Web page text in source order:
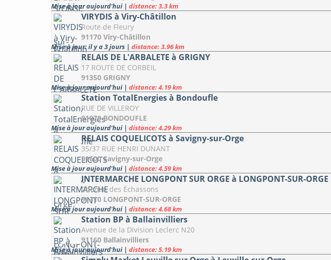
Mise à jour aujourd'hui | distance: 3.3 km
VIRYDIS à Viry-Châtillon
Route de Fleury
91170 Viry-Châtillon
Mise à jour: il y a 3 jours | distance: 3.96 km
RELAIS DE L'ARBALETE à GRIGNY
17 ROUTE DE CORBEIL
91350 GRIGNY
Mise à jour aujourd'hui | distance: 4.19 km
Station TotalEnergies à Bondoufle
RUE DE VILLEROY
91070 BONDOUFLE
Mise à jour aujourd'hui | distance: 4.29 km
RELAIS COQUELICOTS à Savigny-sur-Orge
35/37 RUE HENRI DUNANT
91600 Savigny-sur-Orge
Mise à jour aujourd'hui | distance: 4.59 km
INTERMARCHE LONGPONT SUR ORGE à LONGPONT-SUR-ORGE
Chemin des Échassons
91310 LONGPONT-SUR-ORGE
Mise à jour aujourd'hui | distance: 4.68 km
Station BP à Ballainvilliers
Avenue de la Division Leclerc N20
91160 Ballainvilliers
Mise à jour aujourd'hui | distance: 5.19 km